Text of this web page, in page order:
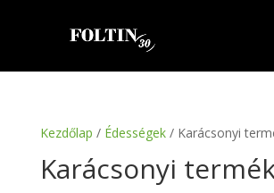
Kezdőlap / Édességek/ Karácsonyi
Karácsonyi